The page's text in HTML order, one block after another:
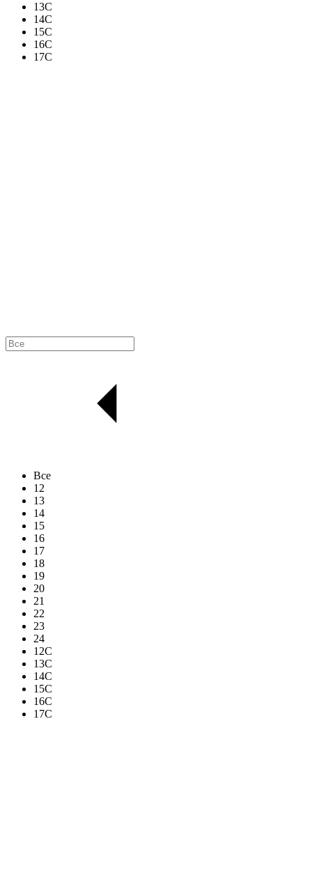
13C
14C
15C
16C
17C
Все
12
13
14
15
16
17
18
19
20
21
22
23
24
12C
13C
14C
15C
16C
17C